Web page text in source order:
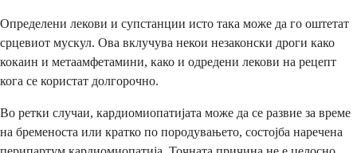
Определени лекови и супстанции исто така може да го оштетат
срцевиот мускул. Ова вклучува некои незаконски дроги како
кокаин и метаамфетамини, како и одредени лекови на рецепт
кога се користат долгорочно.
Во ретки случаи, кардиомиопатијата може да се развие за време
на бременоста или кратко по породувањето, состојба наречена